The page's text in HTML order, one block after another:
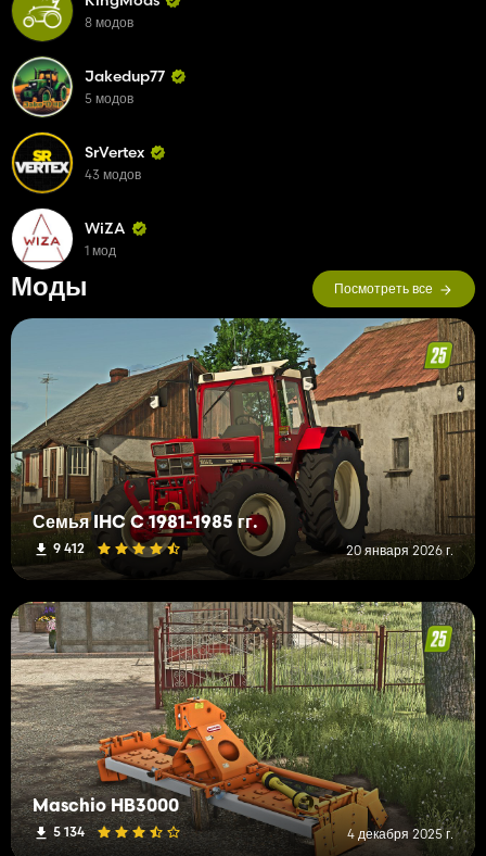
Моды Посмотреть все
Семья IHC C 1981-1985 гг.
9 412 20 января 2026 г.
Maschio HB3000
5 134 4 декабря 2025 г.
8 модов
Jakedup77
5 модов
SrVertex
43 модов
WiZA
1 мод